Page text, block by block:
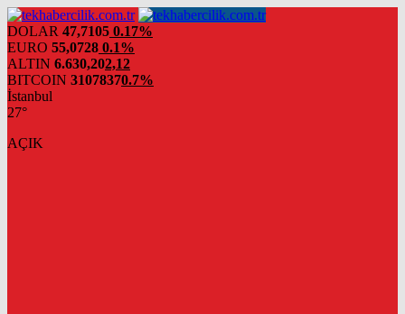
DOLAR 47,7105 0.17%
EURO 55,0728 0.1%
ALTIN 6.630,202,12
BITCOIN 31078370.7%
İstanbul
27°
AÇIK